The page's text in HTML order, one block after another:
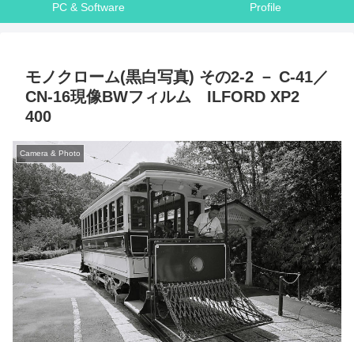
PC & Software Profile
モノクローム(黒白写真) その2-2 － C-41／
CN-16現像BWフィルム ILFORD XP2
400
Camera & Photo